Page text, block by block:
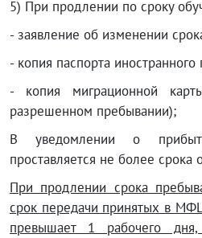
5) При продлении по сроку
- заявление об изменении
- копия паспорта иностранного
- копия миграционной
разрешенном пребывании);
В уведомлении о
проставляется не более срока
При продлении срока
срок передачи принятых в
превышает 1 рабочего